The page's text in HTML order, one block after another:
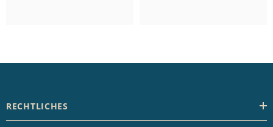
RECHTLICHES